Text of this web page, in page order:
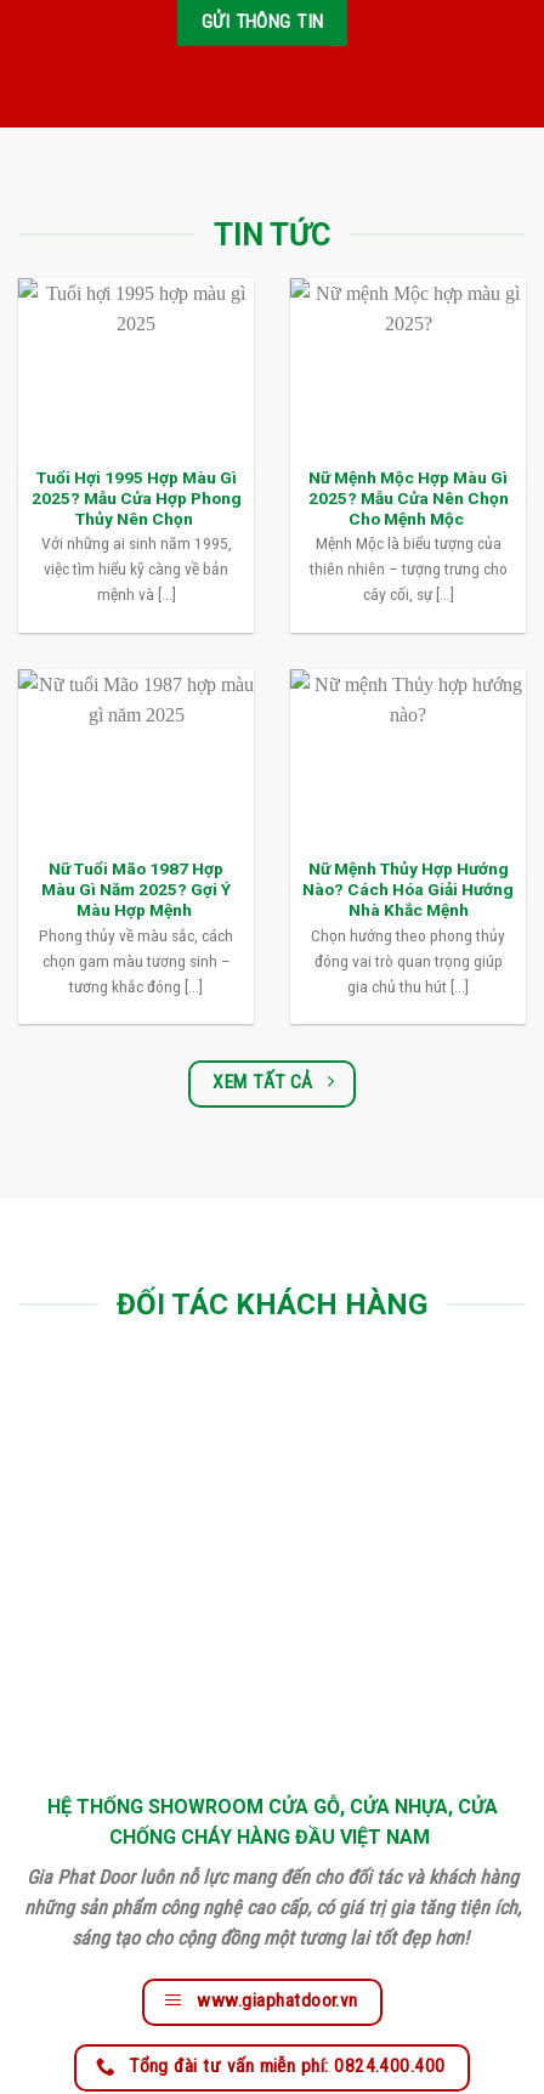
TIN TỨC
Tuổi Hợi 1995 Hợp Màu Gì
2025? Mẫu Cửa Hợp Phong
Thủy Nên Chọn
Với những ai sinh năm 1995,
việc tìm hiểu kỹ càng về bản
mệnh và [...]
Nữ Mệnh Mộc Hợp Màu Gì
2025? Mẫu Cửa Nên Chọn
Cho Mệnh Mộc
Mệnh Mộc là biểu tượng của
thiên nhiên – tượng trưng cho
cây cối, sự [...]
Nữ Tuổi Mão 1987 Hợp
Màu Gì Năm 2025? Gợi Ý
Màu Hợp Mệnh
Phong thủy về màu sắc, cách
chọn gam màu tương sinh –
tương khắc đóng [...]
Nữ Mệnh Thủy Hợp Hướng
Nào? Cách Hóa Giải Hướng
Nhà Khắc Mệnh
Chọn hướng theo phong thủy
đóng vai trò quan trọng giúp
gia chủ thu hút [...]
XEM TẤT CẢ
ĐỐI TÁC KHÁCH HÀNG
HỆ THỐNG SHOWROOM CỬA GỖ, CỬA NHỰA, CỬA
CHỐNG CHÁY HÀNG ĐẦU VIỆT NAM
Gia Phat Door luôn nỗ lực mang đến cho đối tác và khách hàng
những sản phẩm công nghệ cao cấp, có giá trị gia tăng tiện ích,
sáng tạo cho cộng đồng một tương lai tốt đẹp hơn!
www.giaphatdoor.vn
Tổng đài tư vấn miễn phí: 0824.400.400